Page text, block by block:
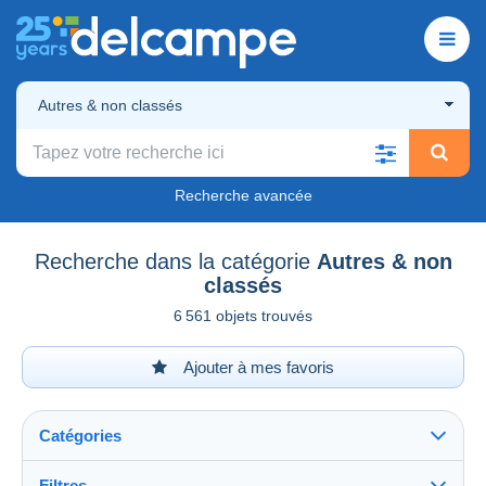
Autres & non classés
Recherche avancée
Recherche dans la catégorie Autres & non
classés
6 561 objets trouvés
Ajouter à mes favoris
Catégories